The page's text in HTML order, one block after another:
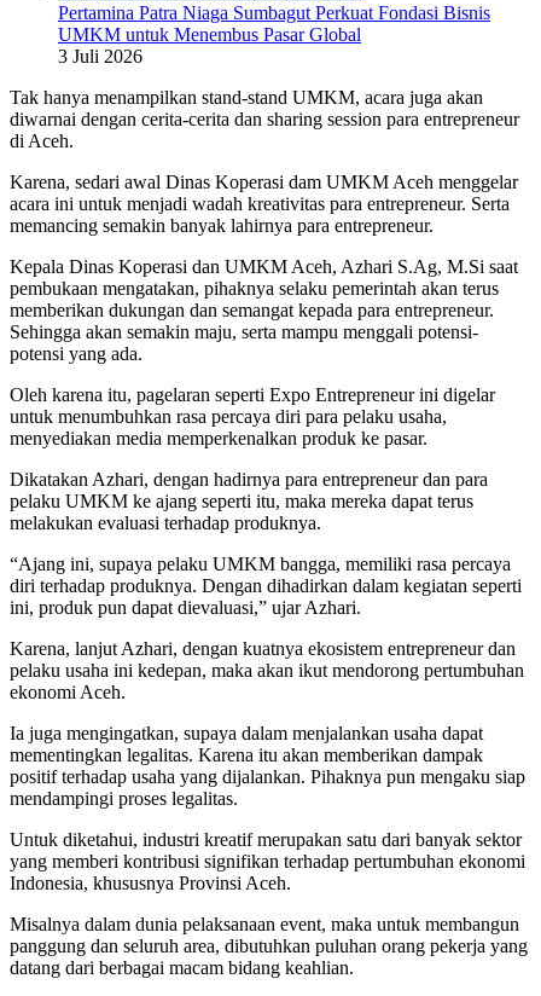
Pertamina Patra Niaga Sumbagut Perkuat Fondasi Bisnis
UMKM untuk Menembus Pasar Global
3 Juli 2026
Tak hanya menampilkan stand-stand UMKM, acara juga akan
diwarnai dengan cerita-cerita dan sharing session para entrepreneur
di Aceh.
Karena, sedari awal Dinas Koperasi dam UMKM Aceh menggelar
acara ini untuk menjadi wadah kreativitas para entrepreneur. Serta
memancing semakin banyak lahirnya para entrepreneur.
Kepala Dinas Koperasi dan UMKM Aceh, Azhari S.Ag, M.Si saat
pembukaan mengatakan, pihaknya selaku pemerintah akan terus
memberikan dukungan dan semangat kepada para entrepreneur.
Sehingga akan semakin maju, serta mampu menggali potensi-
potensi yang ada.
Oleh karena itu, pagelaran seperti Expo Entrepreneur ini digelar
untuk menumbuhkan rasa percaya diri para pelaku usaha,
menyediakan media memperkenalkan produk ke pasar.
Dikatakan Azhari, dengan hadirnya para entrepreneur dan para
pelaku UMKM ke ajang seperti itu, maka mereka dapat terus
melakukan evaluasi terhadap produknya.
“Ajang ini, supaya pelaku UMKM bangga, memiliki rasa percaya
diri terhadap produknya. Dengan dihadirkan dalam kegiatan seperti
ini, produk pun dapat dievaluasi,” ujar Azhari.
Karena, lanjut Azhari, dengan kuatnya ekosistem entrepreneur dan
pelaku usaha ini kedepan, maka akan ikut mendorong pertumbuhan
ekonomi Aceh.
Ia juga mengingatkan, supaya dalam menjalankan usaha dapat
mementingkan legalitas. Karena itu akan memberikan dampak
positif terhadap usaha yang dijalankan. Pihaknya pun mengaku siap
mendampingi proses legalitas.
Untuk diketahui, industri kreatif merupakan satu dari banyak sektor
yang memberi kontribusi signifikan terhadap pertumbuhan ekonomi
Indonesia, khususnya Provinsi Aceh.
Misalnya dalam dunia pelaksanaan event, maka untuk membangun
panggung dan seluruh area, dibutuhkan puluhan orang pekerja yang
datang dari berbagai macam bidang keahlian.